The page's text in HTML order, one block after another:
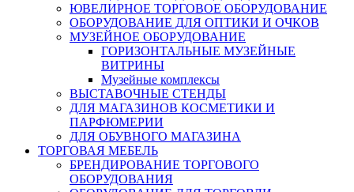
ЮВЕЛИРНОЕ ТОРГОВОЕ ОБОРУДОВАНИЕ
ОБОРУДОВАНИЕ ДЛЯ ОПТИКИ И ОЧКОВ
МУЗЕЙНОЕ ОБОРУДОВАНИЕ
ГОРИЗОНТАЛЬНЫЕ МУЗЕЙНЫЕ
ВИТРИНЫ
Музейные комплексы
ВЫСТАВОЧНЫЕ СТЕНДЫ
ДЛЯ МАГАЗИНОВ КОСМЕТИКИ И
ПАРФЮМЕРИИ
ДЛЯ ОБУВНОГО МАГАЗИНА
ТОРГОВАЯ МЕБЕЛЬ
БРЕНДИРОВАНИЕ ТОРГОВОГО
ОБОРУДОВАНИЯ